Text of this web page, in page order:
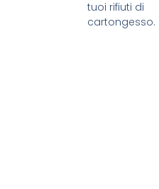
tuoi rifiuti di
cartongesso.